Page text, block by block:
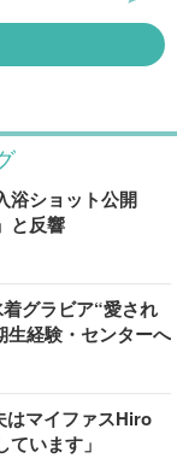
浴ショット公開
と反響
グラビア“愛され
生経験・センターへ
はマイファスHiro
ています」